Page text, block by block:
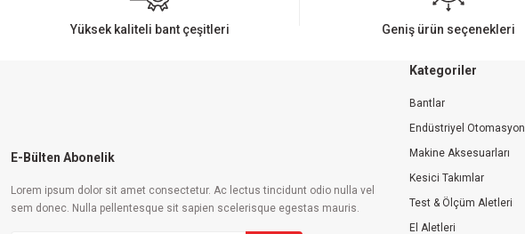
Yüksek kaliteli bant çeşitleri Geniş ürün seçenekleri
E-Bülten Abonelik
Lorem ipsum dolor sit amet consectetur. Ac lectus tincidunt odio nulla vel
sem donec. Nulla pellentesque sit sapien scelerisque egestas mauris.
Kategoriler
Bantlar
Endüstriyel Otomasyon
Makine Aksesuarları
Kesici Takımlar
Test & Ölçüm Aletleri
El Aletleri